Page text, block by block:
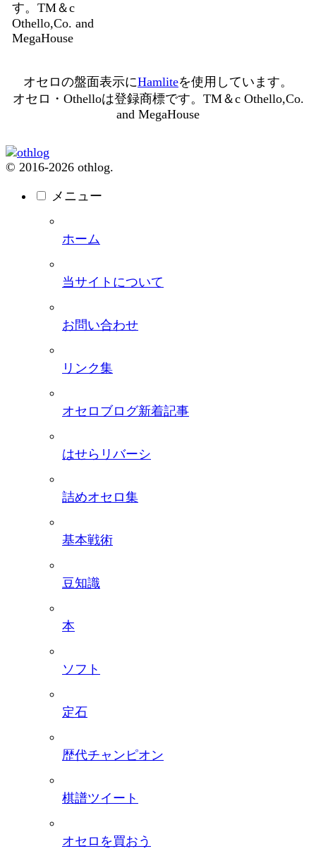
す。TM＆c
Othello,Co. and
MegaHouse
オセロの盤面表示にHamliteを使用しています。
オセロ・Othelloは登録商標です。TM＆c Othello,Co.
and MegaHouse
© 2016-2026 othlog.
メニュー
ホーム
当サイトについて
お問い合わせ
リンク集
オセロブログ新着記事
はせらリバーシ
詰めオセロ集
基本戦術
豆知識
本
ソフト
定石
歴代チャンピオン
棋譜ツイート
オセロを買おう